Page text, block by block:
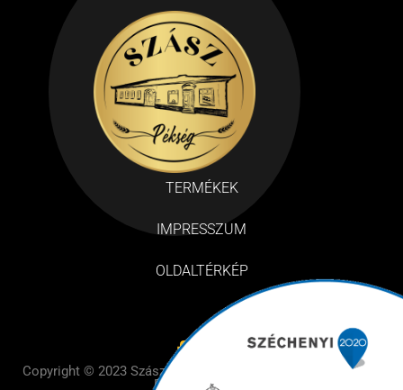
TERMÉKEK
IMPRESSZUM
OLDALTÉRKÉP
Copyright © 2023 Szász Pékség– Design by BE Design – All
Rights Reserved